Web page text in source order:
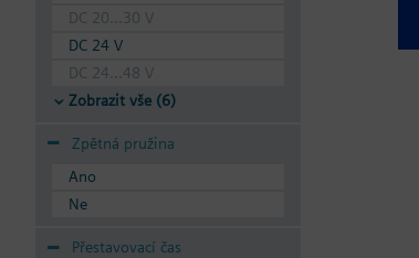
DC 20...30 V
DC 24 V
DC 24...48 V
Zobrazit vše (6)
Zpětná pružina
Ano
Ne
Přestavovací čas